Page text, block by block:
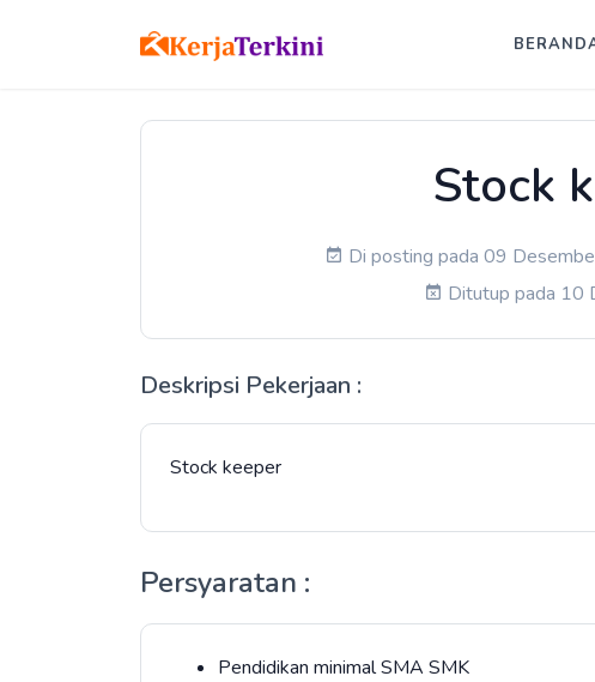
Stock
Di posting pada 09
Ditutup pada 10
Deskripsi Pekerjaan :
Stock keeper
Persyaratan :
Pendidikan minimal SMA SMK